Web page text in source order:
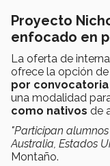
Proyecto
enfocado en
La oferta de
ofrece la opción de
por convocatoria
una modalidad
como nativos de
"Participan
Australia, Estados
Montaño.